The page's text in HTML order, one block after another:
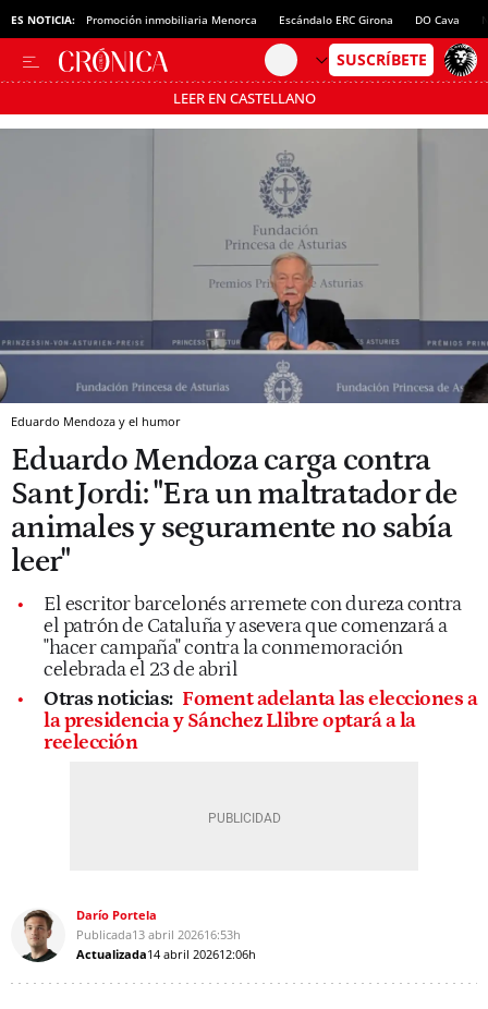
ES NOTICIA: Promoción inmobiliaria Menorca Escándalo ERC Girona DO Cava
LEER EN CASTELLANO
Pásate al MODO AHORRO
Eduardo Mendoza y el humor
Eduardo Mendoza carga contra
Sant Jordi: "Era un maltratador de
animales y seguramente no sabía
leer"
El escritor barcelonés arremete con dureza contra
el patrón de Cataluña y asevera que comenzará a
"hacer campaña" contra la conmemoración
celebrada el 23 de abril
Otras noticias: Foment adelanta las elecciones a
la presidencia y Sánchez Llibre optará a la
reelección
Darío Portela
Publicada13 abril 202616:53h
Actualizada14 abril 202612:06h